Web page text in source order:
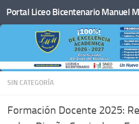
Saltar al contenido
SIN CATEGORÍA
Formación Docente 2025: